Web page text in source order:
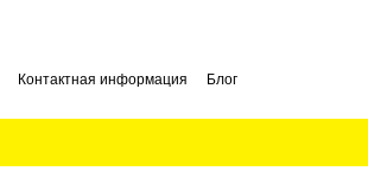
Контактная информация Блог